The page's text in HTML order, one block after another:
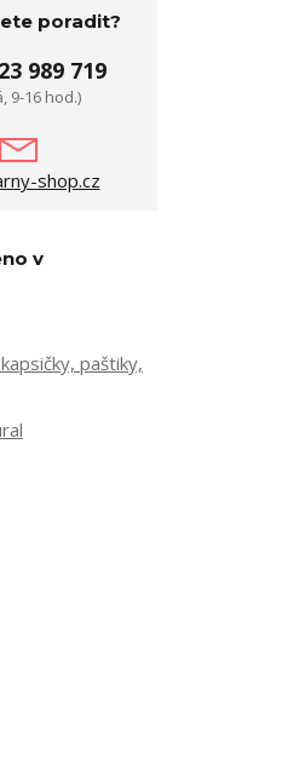
poradit?
989 719
9-16 hod.)
shop.cz
v
paštiky,